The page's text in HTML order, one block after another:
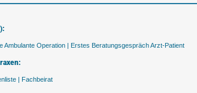
Ambulante Operation | Erstes Beratungsgespräch Arzt-Patient
| Fachbeirat